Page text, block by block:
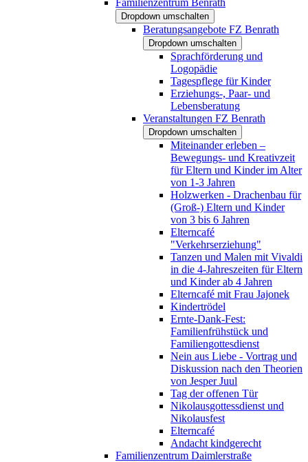
Dropdown umschalten
Beratungsangebote FZ Benrath
Dropdown umschalten
Sprachförderung und
Logopädie
Tagespflege für Kinder
Erziehungs-, Paar- und
Lebensberatung
Veranstaltungen FZ Benrath
Dropdown umschalten
Miteinander erleben –
Bewegungs- und Kreativzeit
für Eltern und Kinder im Alter
von 1-3 Jahren
Holzwerken - Drachenbau für
(Groß-) Eltern und Kinder
von 3 bis 6 Jahren
Elterncafé
"Verkehrserziehung"
Tanzen und Malen mit Vivaldi
in die 4-Jahreszeiten für Eltern
und Kinder ab 4 Jahren
Elterncafé mit Frau Jajonek
Kindertrödel
Ernte-Dank-Fest:
Familienfrühstück und
Familiengottesdienst
Nein aus Liebe - Vortrag und
Diskussion nach den Theorien
von Jesper Juul
Tag der offenen Tür
Nikolausgottessdienst und
Nikolausfest
Elterncafé
Andacht kindgerecht
Familienzentrum Daimlerstraße